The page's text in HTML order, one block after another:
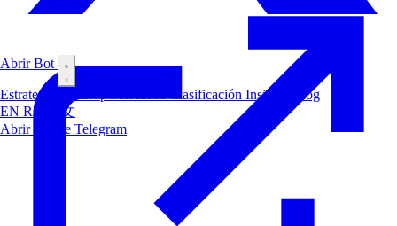
Abrir Bot
Estrategias Clasificación Insiders
Blog
EN RU
中文
Abrir Bot de Telegram